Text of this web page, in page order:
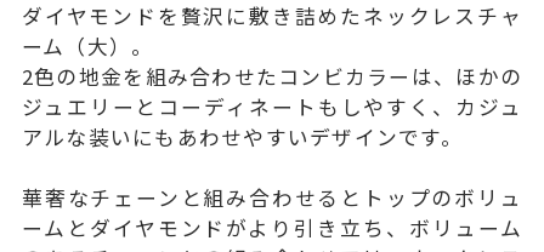
ダイヤモンドを贅沢に敷き詰めたネックレスチャ
ーム（大）。
2色の地金を組み合わせたコンビカラーは、ほかの
ジュエリーとコーディネートもしやすく、カジュ
アルな装いにもあわせやすいデザインです。
華奢なチェーンと組み合わせるとトップのボリュ
ームとダイヤモンドがより引き立ち、ボリューム